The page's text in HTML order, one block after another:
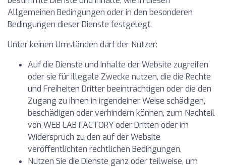
Allgemeinen Bedingungen oder in den besonderen
Bedingungen dieser Dienste festgelegt.
Unter keinen Umständen darf der Nutzer:
Auf die Dienste und Inhalte der Website zugreifen
oder sie für illegale Zwecke nutzen, die die Rechte
und Freiheiten Dritter beeinträchtigen oder die den
Zugang zu ihnen in irgendeiner Weise schädigen,
beschädigen oder verhindern können, zum Nachteil
von WEB LAB FACTORY oder Dritten oder im
Widerspruch zu den auf der Website
veröffentlichten rechtlichen Bedingungen.
Nutzen Sie die Dienste ganz oder teilweise, um